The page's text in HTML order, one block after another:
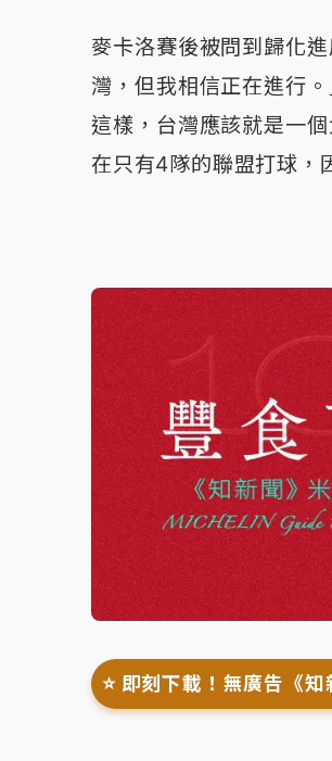
麥卡洛賽後被問到歸化
灣，但我相信正在進行
這樣，台灣應該就是一
在只有4隊的聯盟打球，
⭐️ 即刻下載！無廣告《